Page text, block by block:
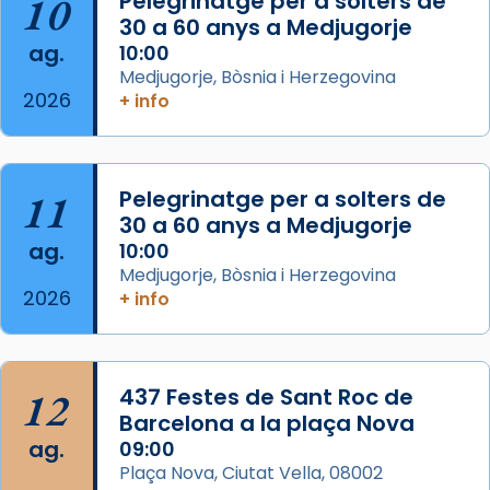
missa d’acció de gràcies en agraïment al
comitè organitzador de la visita apostòlica
del Sant Pare Lleó XIV a Barcelona, i als
col·laboradors, a la Catedral de Barcelona.
L’arquebisbe de Barcelona, el cardenal Joan
Josep Omella, ha presidit la missa i l’ha
concelebrat el bisbe auxiliar de Barcelona,
Mons. David Abadías.
📸 Dr. G. Simón
Photo
View on Facebook · Share
Arquebisbat de Barcelona
2 weeks ago
Memòria de les santes Juliana i
Semproniana, verges i màrtirs.
10
ag.
2026
30 a 60 anys a Medjugorje
10:00
Medjugorje, Bòsnia i Herzegovina
+ info
11
ag.
2026
Pelegrinatge per a solters de
30 a 60 anys a Medjugorje
10:00
Medjugorje, Bòsnia i Herzegovina
+ info
12
ag.
437 Festes de Sant Roc de
Barcelona a la plaça Nova
09:00
Plaça Nova, Ciutat Vella, 08002